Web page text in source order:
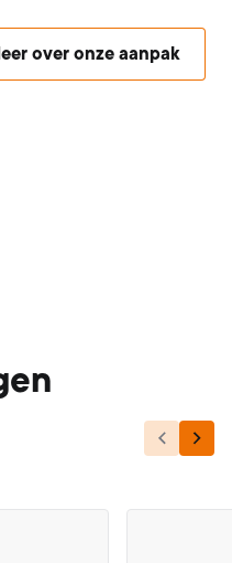
over onze aanpak